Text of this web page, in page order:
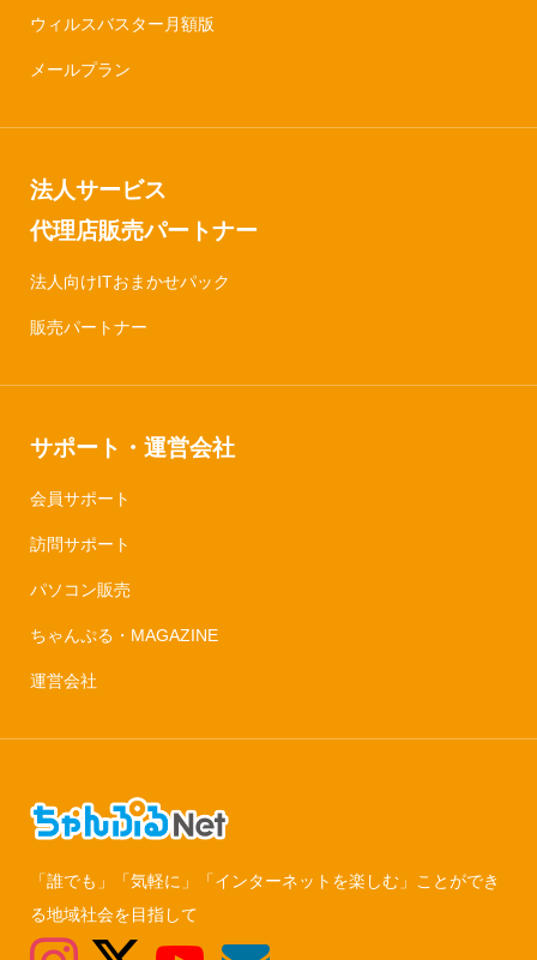
ウィルスバスター月額版
メールプラン
法人サービス
代理店販売パートナー
法人向けITおまかせパック
販売パートナー
サポート・運営会社
会員サポート
訪問サポート
パソコン販売
ちゃんぷる・MAGAZINE
運営会社
「誰でも」「気軽に」「インターネットを楽しむ」ことができ
る地域社会を目指して